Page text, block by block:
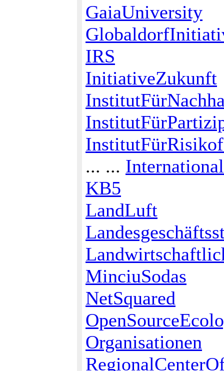
GaiaUniversity
IRS
InitiativeZukunft
... ...
KB5
LandLuft
MinciuSodas
NetSquared
Organisationen